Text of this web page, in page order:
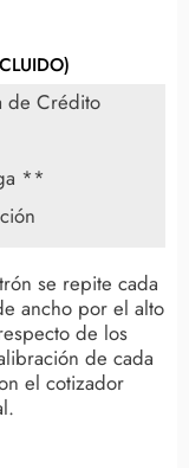
de Crédito
**
se repite cada
ancho por el alto
de los
de cada
el cotizador